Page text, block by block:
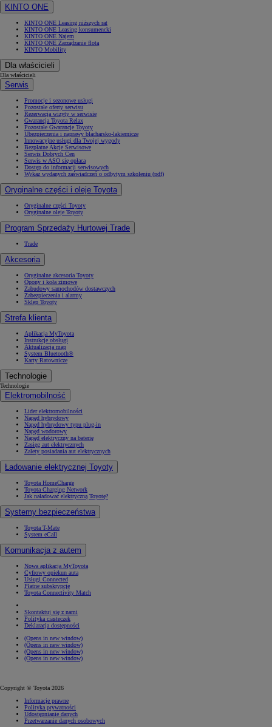
KINTO ONE
KINTO ONE Leasing niższych rat
KINTO ONE Leasing konsumencki
KINTO ONE Najem
KINTO ONE Zarządzanie flotą
KINTO Mobility
Dla właścicieli
Dla właścicieli
Serwis
Promocje i sezonowe usługi
Pozostałe oferty serwisu
Rezerwacja wizyty w serwisie
Gwarancja Toyota Relax
Pozostałe Gwarancje Toyoty
Ubezpieczenia i naprawy blacharsko-lakiernicze
Innowacyjne usługi dla Twojej wygody
Bezpłatne Akcje Serwisowe
Serwis Dobrych Cen
Serwis w ASO się opłaca
Dostęp do informacji serwisowych
Wykaz wydanych zaświadczeń o odbytym szkoleniu (pdf)
Oryginalne części i oleje Toyota
Oryginalne części Toyoty
Oryginalne oleje Toyoty
Program Sprzedaży Hurtowej Trade
Trade
Akcesoria
Oryginalne akcesoria Toyoty
Opony i koła zimowe
Zabudowy samochodów dostawczych
Zabezpieczenia i alarmy
Sklep Toyoty
Strefa klienta
Aplikacja MyToyota
Instrukcje obsługi
Aktualizacja map
System Bluetooth®
Karty Ratownicze
Technologie
Technologie
Elektromobilność
Lider elektromobilności
Napęd hybrydowy
Napęd hybrydowy typu plug-in
Napęd wodorowy
Napęd elektryczny na baterię
Zasięg aut elektrycznych
Zalety posiadania aut elektrycznych
Ładowanie elektrycznej Toyoty
Toyota HomeCharge
Toyota Charging Network
Jak naładować elektryczną Toyotę?
Systemy bezpieczeństwa
Toyota T-Mate
System eCall
Komunikacja z autem
Nowa aplikacja MyToyota
Cyfrowy opiekun auta
Usługi Connected
Płatne subskrypcje
Toyota Connectivity Match
Skontaktuj się z nami
Polityka ciasteczek
Deklaracja dostępności
(Opens in new window)
(Opens in new window)
(Opens in new window)
(Opens in new window)
Copyright © Toyota 2026
Informacje prawne
Polityka prywatności
Udostępnianie danych
Przetwarzanie danych osobowych